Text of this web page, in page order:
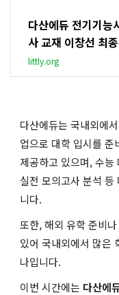
다산에듀 전기기능
사 교재 이창선 최
littly.org
다산에듀는 국내외에
업으로 대학 입시를 준
제공하고 있으며, 수
실전 모의고사 분석 등
니다.
또한, 해외 유학 준비
있어 국내외에서 많은
나입니다.
이번 시간에는 다산에